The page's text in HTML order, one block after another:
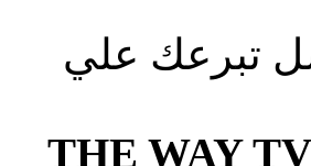
تبرعك علي
THE WAY TV